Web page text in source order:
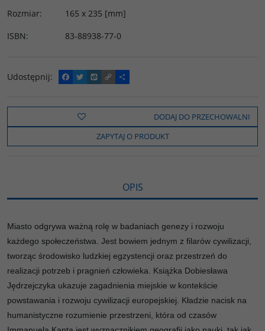
Rozmiar:
165 x 235 [mm]
ISBN: 83-88938-77-0
Udostępnij:
F
a
e
o
k
T
w
t
t
e
W
y
o
C
o
y
i
n
k
P
o
z
e
l
s
DODAJ DO PRZECHOWALNI
ZAPYTAJ O PRODUKT
OPIS
Miasto odgrywa ważną rolę w badaniach genezy i rozwoju
każdego społeczeństwa. Jest bowiem jednym z filarów cywilizacji,
tworząc środowisko ludzkiej egzystencji oraz przestrzeń do
realizacji potrzeb i pragnień człowieka. Książka Dobiesława
Jędrzejczyka ukazuje zagadnienia miejskie w kontekście
powstawania i rozwoju cywilizacji europejskiej. Kładzie nacisk na
humanistyczne rozumienie przestrzeni, która od czasów